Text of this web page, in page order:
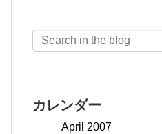
カレンダー
April 2007